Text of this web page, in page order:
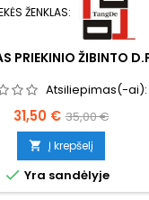
ŽENKLAS:
PRIEKINIO ŽIBINTO
Atsiliepimas(-ai):
Kaina
31,50 € Bazinė
kaina
35,00 €
 Į krepšelį
 Yra sandėlyje